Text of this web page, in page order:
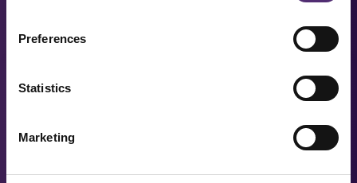
Preferences
Statistics
Marketing
BEKIJK OOK: